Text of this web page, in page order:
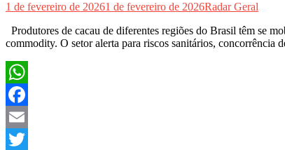
1 de fevereiro de 20261 de fevereiro de 2026Radar Geral
Produtores de cacau de diferentes regiões do Brasil têm se
commodity. O setor alerta para riscos sanitários,
WhatsApp
Facebook
Email